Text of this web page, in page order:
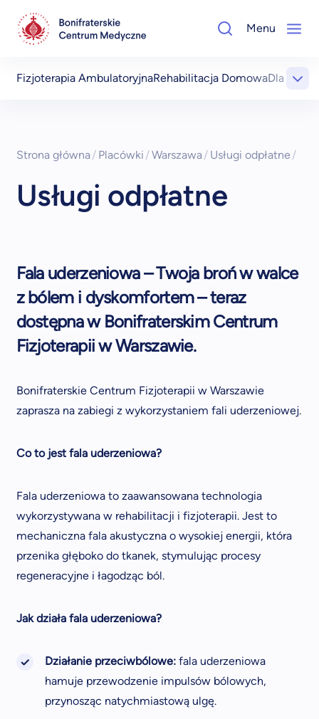
Menu
Fizjoterapia AmbulatoryjnaRehabilitacja DomowaDla
Strona główna/ Placówki /Warszawa/ Usługi odpłatne /
Usługi odpłatne
Fala uderzeniowa – Twoja broń w walce
z bólem i dyskomfortem – teraz
dostępna w Bonifraterskim Centrum
Fizjoterapii w Warszawie.
Bonifraterskie Centrum Fizjoterapii w Warszawie
zaprasza na zabiegi z wykorzystaniem fali uderzeniowej.
Co to jest fala uderzeniowa?
Fala uderzeniowa to zaawansowana technologia
wykorzystywana w rehabilitacji i fizjoterapii. Jest to
mechaniczna fala akustyczna o wysokiej energii, która
przenika głęboko do tkanek, stymulując procesy
regeneracyjne i łagodząc ból.
Jak działa fala uderzeniowa?
Działanie przeciwbólowe:fala uderzeniowa
hamuje przewodzenie impulsów bólowych,
przynosząc natychmiastową ulgę.